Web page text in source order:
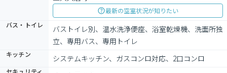
最新の空室状況が知りたい
バス・トイレ
バストイレ別、温水洗浄便座、浴室乾燥機、洗面所独
立、専用バス、専用トイレ
キッチン システムキッチン、ガスコンロ対応、2口コンロ
セキュリティ